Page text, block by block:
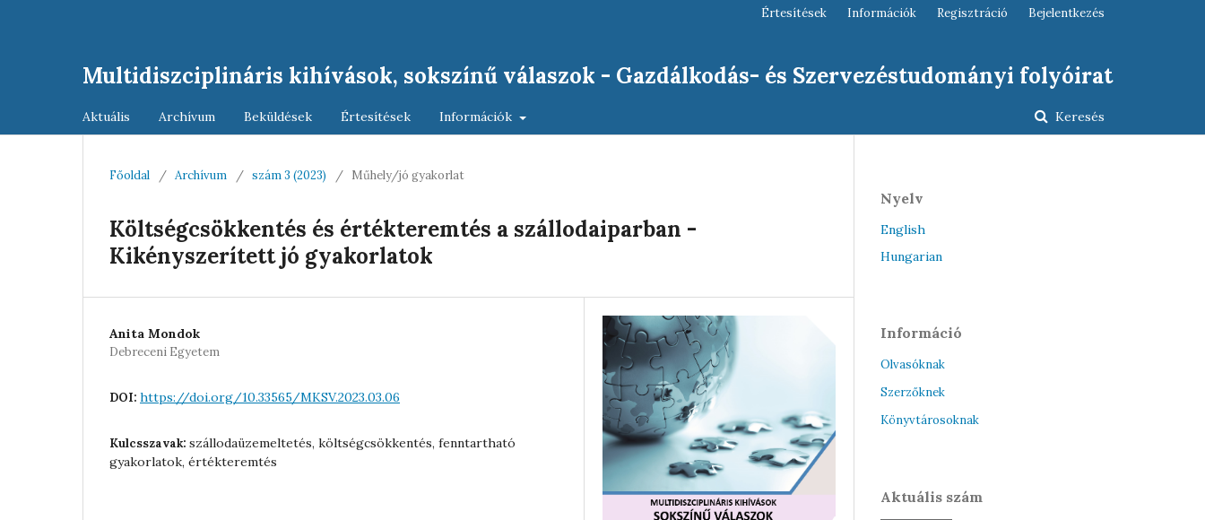
Multidiszciplináris kihívások, sokszínű válaszok - Gazdálkodás- és Szervezéstudományi folyóirat
Aktuális Archívum Beküldések Értesítések Információk Keresés
Értesítések Információk Regisztráció Bejelentkezés
Főoldal / Archívum / szám 3 (2023) / Műhely/jó gyakorlat
Költségcsökkentés és értékteremtés a szállodaiparban -
Kikényszerített jó gyakorlatok
Anita Mondok
Debreceni Egyetem
DOI: https://doi.org/10.33565/MKSV.2023.03.06
Kulcsszavak: szállodaüzemeltetés, költségcsökkentés, fenntartható
gyakorlatok, értékteremtés
Nyelv
English
Hungarian
Információ
Olvasóknak
Szerzőknek
Könyvtárosoknak
Aktuális szám